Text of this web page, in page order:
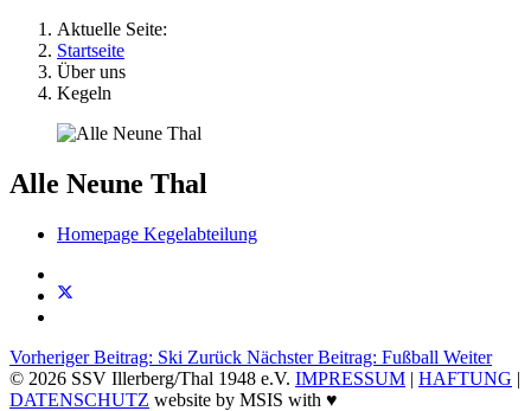
Aktuelle Seite:
Startseite
Über uns
Kegeln
Alle Neune Thal
Homepage Kegelabteilung
Vorheriger Beitrag: Ski Zurück Nächster Beitrag: Fußball Weiter
© 2026 SSV Illerberg/Thal 1948 e.V. IMPRESSUM | HAFTUNG |
DATENSCHUTZ website by MSIS with ♥